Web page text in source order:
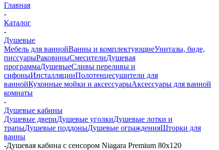
Главная
-
Каталог
-
Душевые
Мебель для ваннойВанны и комплектующиеУнитазы, биде,
писсуарыРаковиныСмесителиДушевая
программаДушевыеСливы переливы и
сифоныИнсталляцииПолотенцесушители для
ваннойКухонные мойки и аксессуарыАксессуары для ванной
комнаты
-
Душевые кабины
Душевые двериДушевые уголкиДушевые лотки и
трапыДушевые поддоныДушевые огражденияШторки для
ванны
-Душевая кабина с сенсором Niagara Premium 80x120